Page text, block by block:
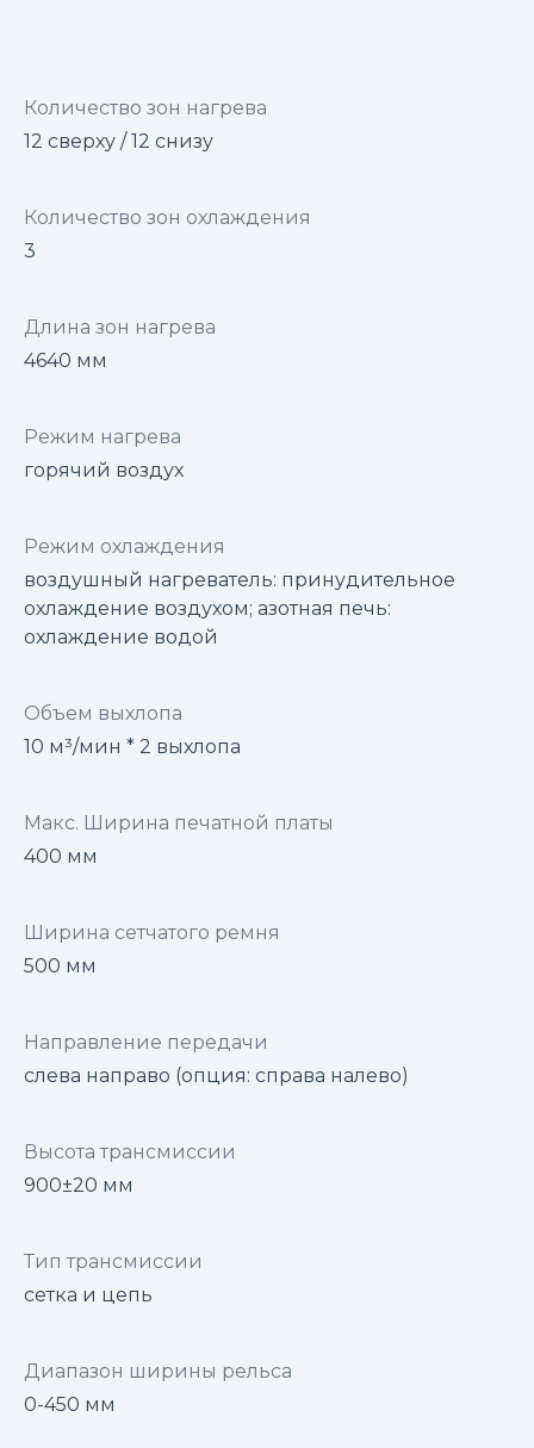
Количество зон нагрева
12 сверху / 12 снизу
Количество зон охлаждения
3
Длина зон нагрева
4640 мм
Режим нагрева
горячий воздух
Режим охлаждения
воздушный нагреватель: принудительное
охлаждение воздухом; азотная печь:
охлаждение водой
Объем выхлопа
10 м³/мин * 2 выхлопа
Макс. Ширина печатной платы
400 мм
Ширина сетчатого ремня
500 мм
Направление передачи
слева направо (опция: справа налево)
Высота трансмиссии
900±20 мм
Тип трансмиссии
сетка и цепь
Диапазон ширины рельса
0-450 мм